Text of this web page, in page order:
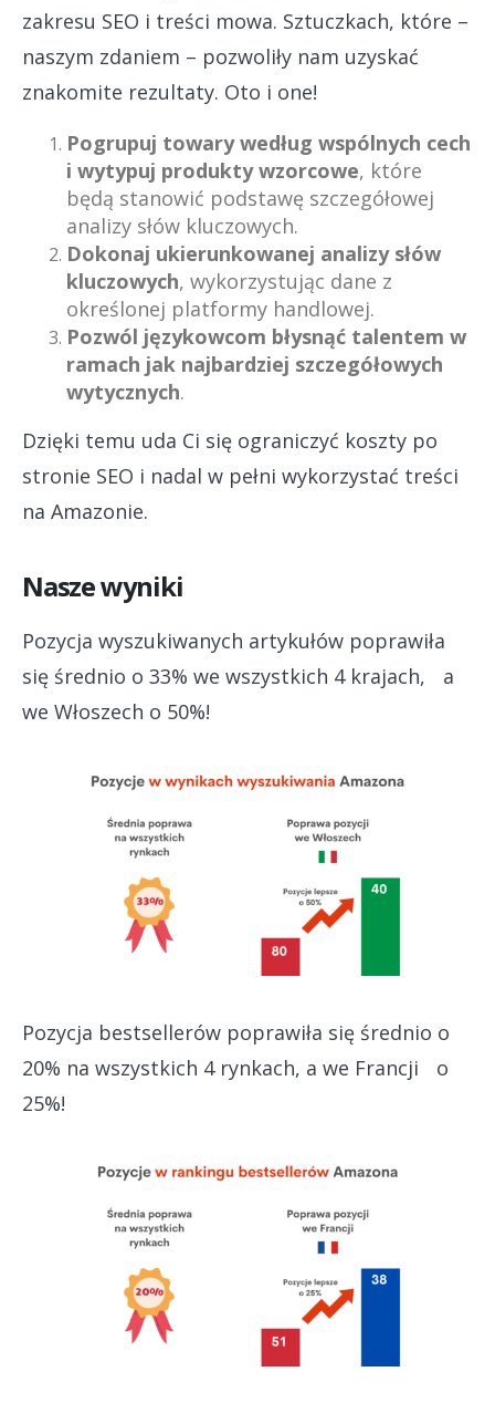
zakresu SEO i treści mowa. Sztuczkach, które –
naszym zdaniem – pozwoliły nam uzyskać
znakomite rezultaty. Oto i one!
Pogrupuj towary według wspólnych cech
i wytypuj produkty wzorcowe, które
będą stanowić podstawę szczegółowej
analizy słów kluczowych.
Dokonaj ukierunkowanej analizy słów
kluczowych, wykorzystując dane z
określonej platformy handlowej.
Pozwól językowcom błysnąć talentem w
ramach jak najbardziej szczegółowych
wytycznych.
Dzięki temu uda Ci się ograniczyć koszty po
stronie SEO i nadal w pełni wykorzystać treści
na Amazonie.
Nasze wyniki
Pozycja wyszukiwanych artykułów poprawiła
się średnio o 33% we wszystkich 4 krajach, a
we Włoszech o 50%!
Pozycja bestsellerów poprawiła się średnio o
20% na wszystkich 4 rynkach, a we Francji o
25%!